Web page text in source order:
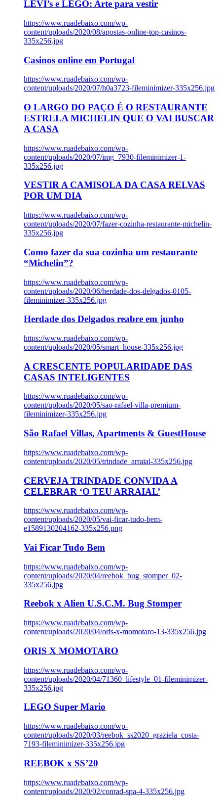
LEVI’s e LEGO: Arte para vestir
https://www.ruadebaixo.com/wp-
content/uploads/2020/08/apostas-online-top-casinos-
335x256.jpg
Casinos online em Portugal
https://www.ruadebaixo.com/wp-
content/uploads/2020/07/h0a3723-fileminimizer-335x256.jpg
O LARGO DO PAÇO É O RESTAURANTE
ESTRELA MICHELIN QUE O VAI BUSCAR
A CASA
https://www.ruadebaixo.com/wp-
content/uploads/2020/07/img_7930-fileminimizer-1-
335x256.jpg
VESTIR A CAMISOLA DA CASA RELVAS
POR UM DIA
https://www.ruadebaixo.com/wp-
content/uploads/2020/07/fazer-cozinha-restaurante-michelin-
335x256.jpg
Como fazer da sua cozinha um restaurante
“Michelin”?
https://www.ruadebaixo.com/wp-
content/uploads/2020/06/herdade-dos-delgados-0105-
fileminimizer-335x256.jpg
Herdade dos Delgados reabre em junho
https://www.ruadebaixo.com/wp-
content/uploads/2020/05/smart_house-335x256.jpg
A CRESCENTE POPULARIDADE DAS
CASAS INTELIGENTES
https://www.ruadebaixo.com/wp-
content/uploads/2020/05/sao-rafael-villa-premium-
fileminimizer-335x256.jpg
São Rafael Villas, Apartments & GuestHouse
https://www.ruadebaixo.com/wp-
content/uploads/2020/05/trindade_arraial-335x256.jpg
CERVEJA TRINDADE CONVIDA A
CELEBRAR ‘O TEU ARRAIAL’
https://www.ruadebaixo.com/wp-
content/uploads/2020/05/vai-ficar-tudo-bem-
e1589130204162-335x256.png
Vai Ficar Tudo Bem
https://www.ruadebaixo.com/wp-
content/uploads/2020/04/reebok_bug_stomper_02-
335x256.jpg
Reebok x Alien U.S.C.M. Bug Stomper
https://www.ruadebaixo.com/wp-
content/uploads/2020/04/oris-x-momotaro-13-335x256.jpg
ORIS X MOMOTARO
https://www.ruadebaixo.com/wp-
content/uploads/2020/04/71360_lifestyle_01-fileminimizer-
335x256.jpg
LEGO Super Mario
https://www.ruadebaixo.com/wp-
content/uploads/2020/03/reebok_ss2020_graziela_costa-
7193-fileminimizer-335x256.jpg
REEBOK x SS’20
https://www.ruadebaixo.com/wp-
content/uploads/2020/02/conrad-spa-4-335x256.jpg